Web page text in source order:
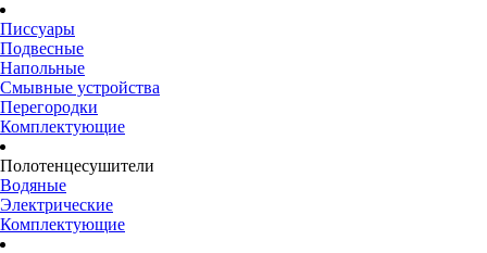
Писсуары
Подвесные
Напольные
Смывные устройства
Перегородки
Комплектующие
Полотенцесушители
Водяные
Электрические
Комплектующие